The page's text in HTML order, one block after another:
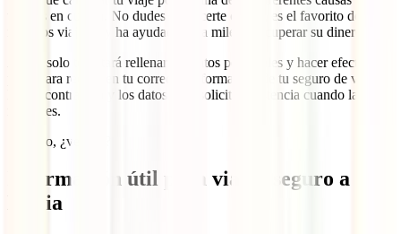
tenidas en cuenta. No dudes en hacerte con él, es el favorito de
nuestros viajeros y ha ayudado ya a miles a recuperar su dinero.
Ahora solo te faltará rellenar tus datos personales y hacer efectivo el
pago para recibir en tu correo la información de tu seguro de viaje a
Kenia contratado y los datos para solicitar asistencia cuando la
necesites.
Sencillo, ¿verdad?
Información útil para viajar seguro a
Kenia